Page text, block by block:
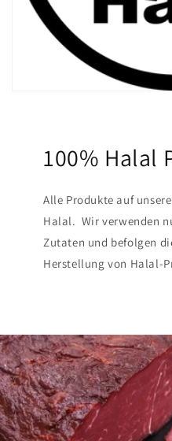
100% Halal
Alle Produkte auf
Halal. Wir verwenden
Zutaten und befolgen
Herstellung von Halal-